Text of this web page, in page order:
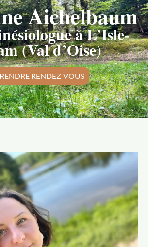
Aichelbaum
à L’Isle-
(Val d’Oise)
RENDEZ-VOUS